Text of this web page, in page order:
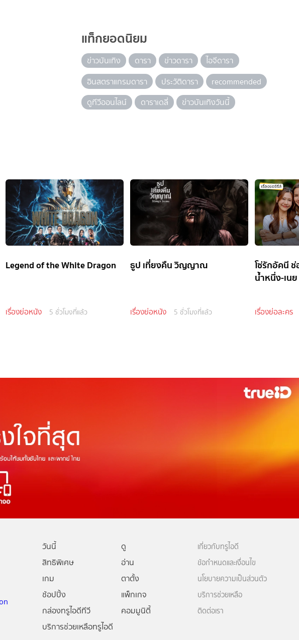
แท็กยอดนิยม
ข่าวบันเทิง ดารา ข่าวดารา
ไอจีดารา
อินสตราแกรมดารา
ประวัติดารา
recommended
ดูทีวีออนไลน์
ดาราเดลี่ ข่าวบันเทิงวันนี้
Legend of the White Dragon
เรื่องย่อหนัง 5 ชั่วโมงที่แล้ว
ธูป เที่ยงคืน วิญญาณ
เรื่องย่อหนัง 5 ชั่วโมงที่แล้ว
โซ่รักอัคนี
น้ำหนึ่ง-เน
เรื่องย่อละคร
วันนี้
ดู
สิทธิพิเศษ
อ่าน
เกม
ตาตั้ง
ช้อปปิ้ง
แพ็กเกจ
กล่องทรูไอดีทีวี
คอมมูนิตี้
บริการช่วยเหลือทรูไอดี
เกี่ยวกับทรูไอดี
ข้อกำหนดและเงื่อนไข
นโยบายความเป็นส่วนตัว
บริการช่วยเหลือ
ติดต่อเรา